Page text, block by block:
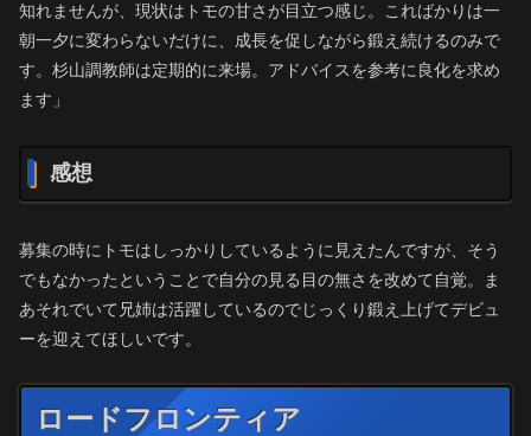
知れませんが、現状はトモの甘さが目立つ感じ。こればかりは一
朝一夕に変わらないだけに、成長を促しながら鍛え続けるのみで
す。杉山調教師は定期的に来場。アドバイスを参考に良化を求め
ます」
感想
募集の時にトモはしっかりしているように見えたんですが、そう
でもなかったということで自分の見る目の無さを改めて自覚。ま
あそれでいて兄姉は活躍しているのでじっくり鍛え上げてデビュ
ーを迎えてほしいです。
ロードフロンティア